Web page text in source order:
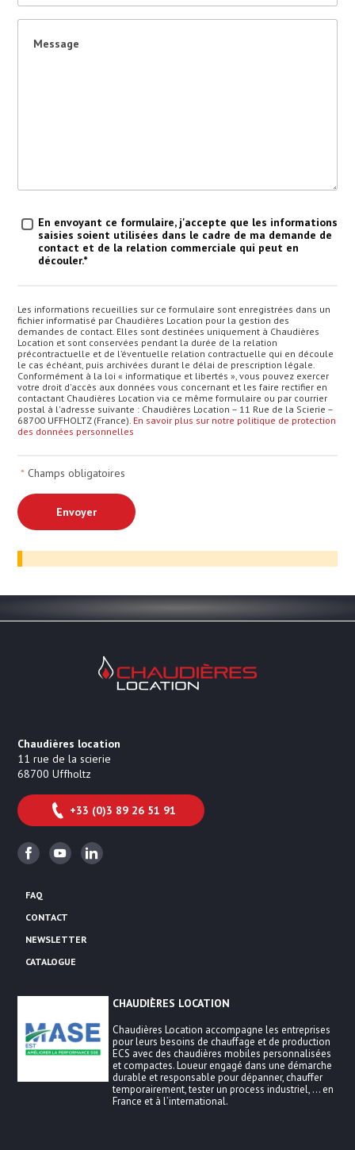
Message
Traitement des données *
En envoyant ce formulaire, j'accepte que les informations
saisies soient utilisées dans le cadre de ma demande de
contact et de la relation commerciale qui peut en
découler.*
Les informations recueillies sur ce formulaire sont enregistrées dans un
fichier informatisé par Chaudières Location pour la gestion des
demandes de contact. Elles sont destinées uniquement à Chaudières
Location et sont conservées pendant la durée de la relation
précontractuelle et de l’éventuelle relation contractuelle qui en découle
le cas échéant, puis archivées durant le délai de prescription légale.
Conformément à la loi « informatique et libertés », vous pouvez exercer
votre droit d'accès aux données vous concernant et les faire rectifier en
contactant Chaudières Location via ce même formulaire ou par courrier
postal à l'adresse suivante : Chaudières Location – 11 Rue de la Scierie –
68700 UFFHOLTZ (France). En savoir plus sur notre politique de protection
des données personnelles
* Champs obligatoires
Chaudières Location Location de
Chaudières location
11 rue de la scierie
68700 Uffholtz
+33 (0)3 89 26 51 91
FacebookYoutubeLinkedin
FAQ
CONTACT
NEWSLETTER
CATALOGUE
CHAUDIÈRES LOCATION
Chaudières Location accompagne les entreprises
pour leurs besoins de chauffage et de production
ECS avec des chaudières mobiles personnalisées
et compactes. Loueur engagé dans une démarche
durable et responsable pour dépanner, chauffer
temporairement, tester un process industriel, … en
France et à l’international.